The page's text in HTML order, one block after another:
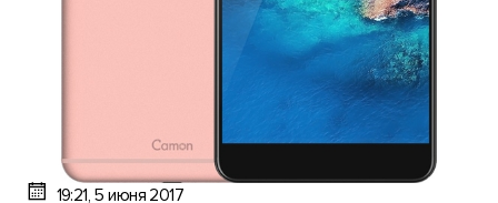
19:21, 5 июня 2017